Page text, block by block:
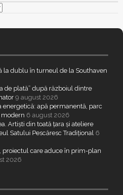
la dublu în turneul de la Southaven
de plată” după războiul dintre
9 august 2026
energetică: apă permanentă, parc
6 august 2026
Artiști din toată țara și ateliere
Satului Pescăresc Tradițional 6
proiectul care aduce în prim-plan
2026